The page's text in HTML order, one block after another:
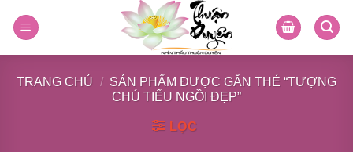
TRANG CHỦ / SẢN PHẨM ĐƯỢC GẮN THẺ “TƯỢNG
CHÚ TIỂU NGỒI ĐẸP”
LỌC